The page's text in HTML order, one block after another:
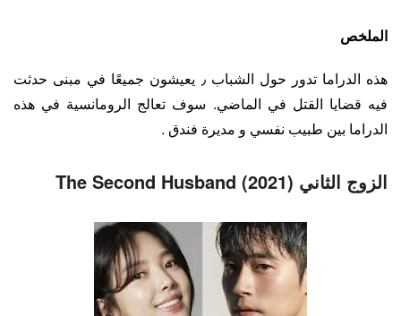
الملخص
هذه الدراما تدور حول الشباب ٫ يعيشون جميعًا في مبنى حدثت
فيه قضايا القتل في الماضي. سوف تعالج الرومانسية في هذه
الدراما بين طبيب نفسي و مديرة فندق .
الزوج الثاني (2021) The Second Husband